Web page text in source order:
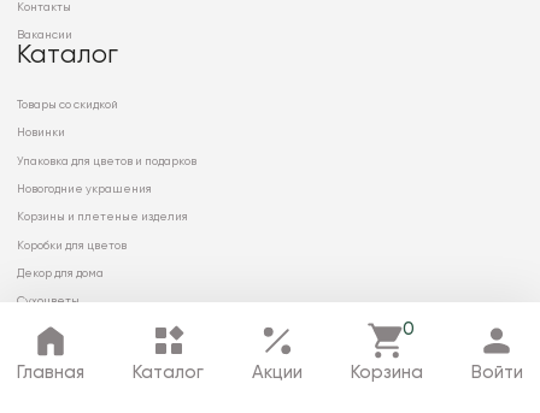
Главная Каталог Акции
0
Корзина Войти
Контакты
Вакансии
Каталог
Товары со скидкой
Новинки
Упаковка для цветов и подарков
Новогодние украшения
Корзины и плетеные изделия
Коробки для цветов
Декор для дома
Сухоцветы
© 2026 ООО «МИРРЭЙ»